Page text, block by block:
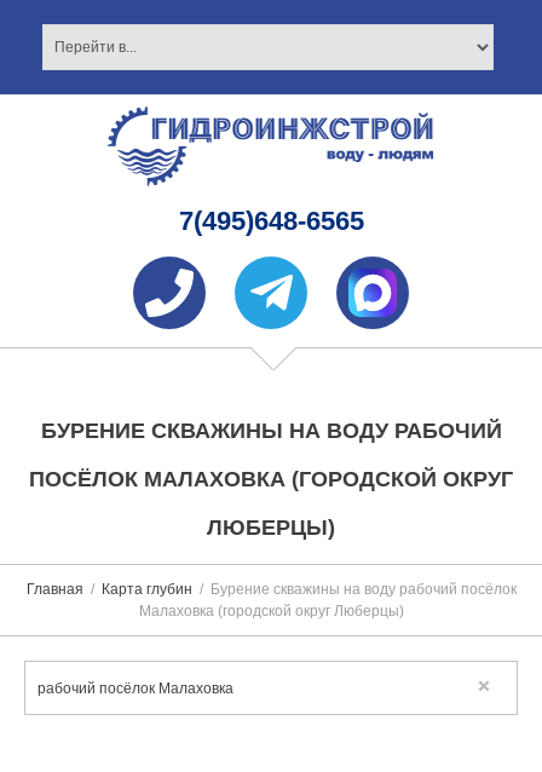
7(495)648-6565
БУРЕНИЕ СКВАЖИНЫ НА ВОДУ РАБОЧИЙ
ПОСЁЛОК МАЛАХОВКА (ГОРОДСКОЙ ОКРУГ
ЛЮБЕРЦЫ)
Главная Карта глубин
Бурение скважины на воду рабочий посёлок
Малаховка (городской округ Люберцы)